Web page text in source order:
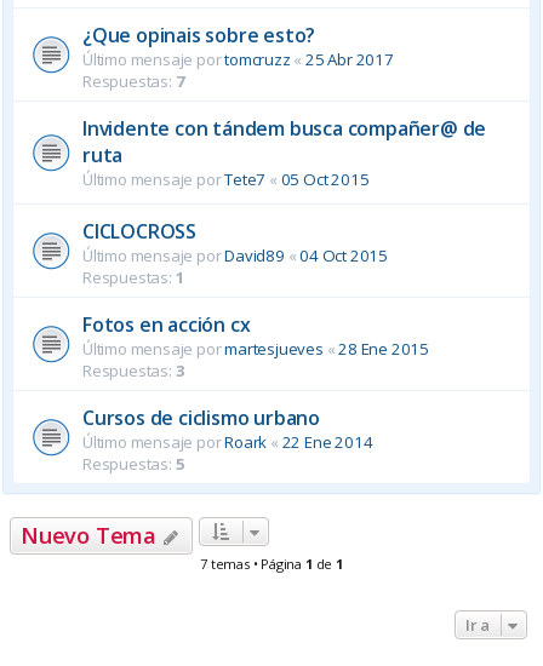
¿Que opinais sobre esto?
Último mensaje portomcruzz «25 Abr 2017
Respuestas: 7
Invidente con tándem busca compañer@ de
ruta
Último mensaje porTete7 « 05 Oct 2015
CICLOCROSS
Último mensaje porDavid89 «04 Oct 2015
Respuestas: 1
Fotos en acción cx
Último mensaje pormartesjueves «28 Ene 2015
Respuestas: 3
Cursos de ciclismo urbano
Último mensaje porRoark « 22 Ene 2014
Respuestas: 5
Nuevo Tema
7 temas • Página 1 de 1
Ir a